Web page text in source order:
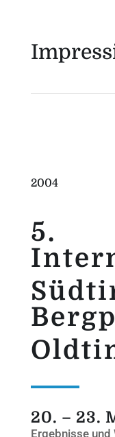
2004
5.
20. – 23.
Ergebnisse und